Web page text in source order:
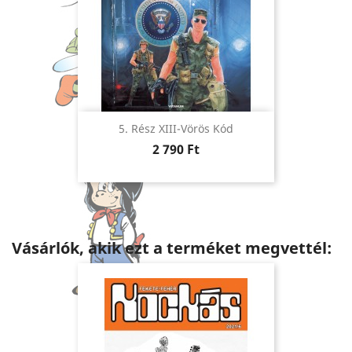
5. Rész XIII-Vörös Kód
Ár
2 790 Ft
Vásárlók, akik ezt a terméket megvettél: